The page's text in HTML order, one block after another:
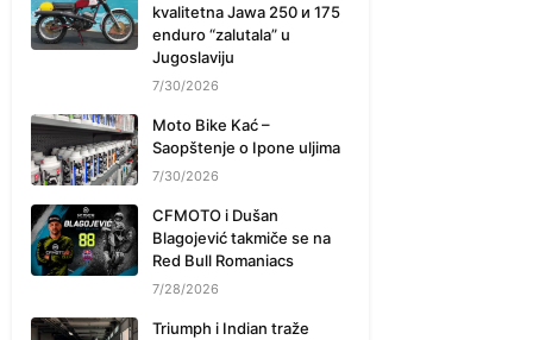
kvalitetna Jawa 250 и 175
enduro “zalutala” u
Jugoslaviju
7/30/2026
Moto Bike Kać –
Saopštenje o Ipone uljima
7/30/2026
CFMOTO i Dušan
Blagojević takmiče se na
Red Bull Romaniacs
7/28/2026
Triumph i Indian traže